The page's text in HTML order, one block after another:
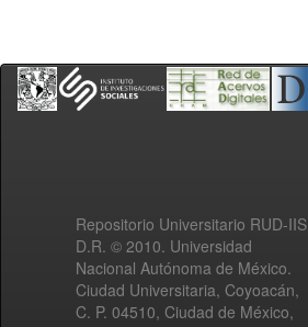
Repositorio Universitario RUD-IIS
D.R. © 2010. Universidad
Nacional Autónoma de México.
Ciudad Universitaria, Coyoacán,
C. P. 04510, Ciudad de México,